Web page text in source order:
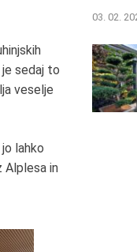
sedaj to
veselje
lahko
Alplesa in
03. 02.